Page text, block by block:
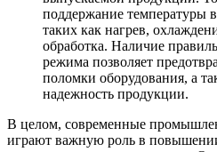
поддержание температуры
таких как нагрев,
обработка. Наличие
режима позволяет
поломки оборудования, а
надежность продукции.
В целом, современные
играют важную роль в